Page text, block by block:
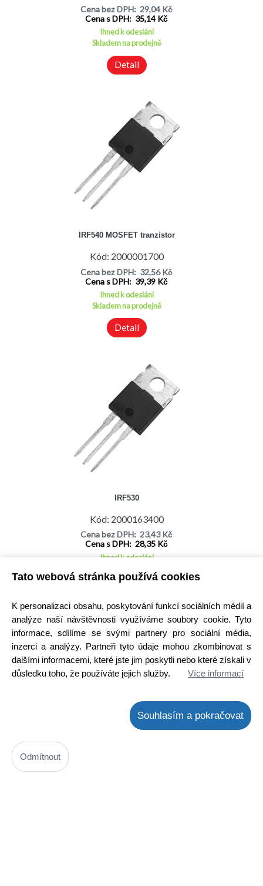
Tato webová stránka používá cookies
K personalizaci obsahu, poskytování funkcí sociálních médií a
analýze naší návštěvnosti využíváme soubory cookie. Tyto
informace, sdílíme se svými partnery pro sociální média,
inzerci a analýzy. Partneři tyto údaje mohou zkombinovat s
dalšími informacemi, které jste jim poskytli nebo které získali v
důsledku toho, že používáte jejich služby.
Více informací
Souhlasím a pokračovat
Odmítnout
Cena bez DPH: 29,04 Kč
Cena s DPH: 35,14 Kč
Ihned k odeslání
Skladem na prodejně
Detail
IRF540 MOSFET tranzistor
Kód: 2000001700
Cena bez DPH: 32,56 Kč
Cena s DPH: 39,39 Kč
Ihned k odeslání
Skladem na prodejně
Detail
IRF530
Kód: 2000163400
Cena bez DPH: 23,43 Kč
Cena s DPH: 28,35 Kč
Ihned k odeslání